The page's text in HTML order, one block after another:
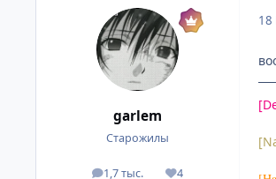
garlem
Старожилы
1,7 тыс. 4
18